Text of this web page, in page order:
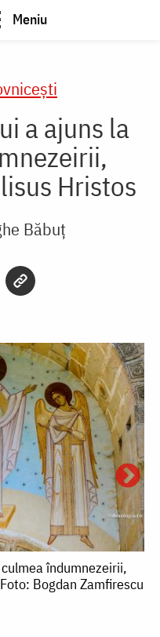
Meniu
a ajuns la
Hristos
Băbuț
îndumnezeirii,
Bogdan Zamfirescu